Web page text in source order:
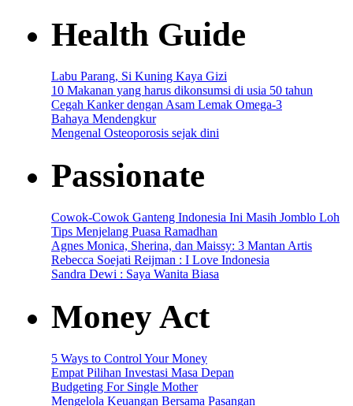
Health Guide
Labu Parang, Si Kuning Kaya Gizi
10 Makanan yang harus dikonsumsi di usia 50 tahun
Cegah Kanker dengan Asam Lemak Omega-3
Bahaya Mendengkur
Mengenal Osteoporosis sejak dini
Passionate
Cowok-Cowok Ganteng Indonesia Ini Masih Jomblo Loh
Tips Menjelang Puasa Ramadhan
Agnes Monica, Sherina, dan Maissy: 3 Mantan Artis
Rebecca Soejati Reijman : I Love Indonesia
Sandra Dewi : Saya Wanita Biasa
Money Act
5 Ways to Control Your Money
Empat Pilihan Investasi Masa Depan
Budgeting For Single Mother
Mengelola Keuangan Bersama Pasangan